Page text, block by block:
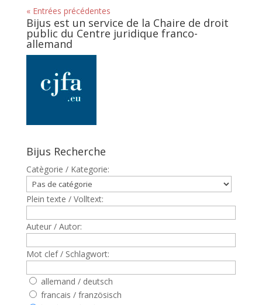
« Entrées précédentes
Bijus est un service de la Chaire de droit
public du Centre juridique franco-
allemand
Bijus Recherche
Catègorie / Kategorie:
Plein texte / Volltext:
Auteur / Autor:
Mot clef / Schlagwort:
allemand / deutsch
francais / französisch